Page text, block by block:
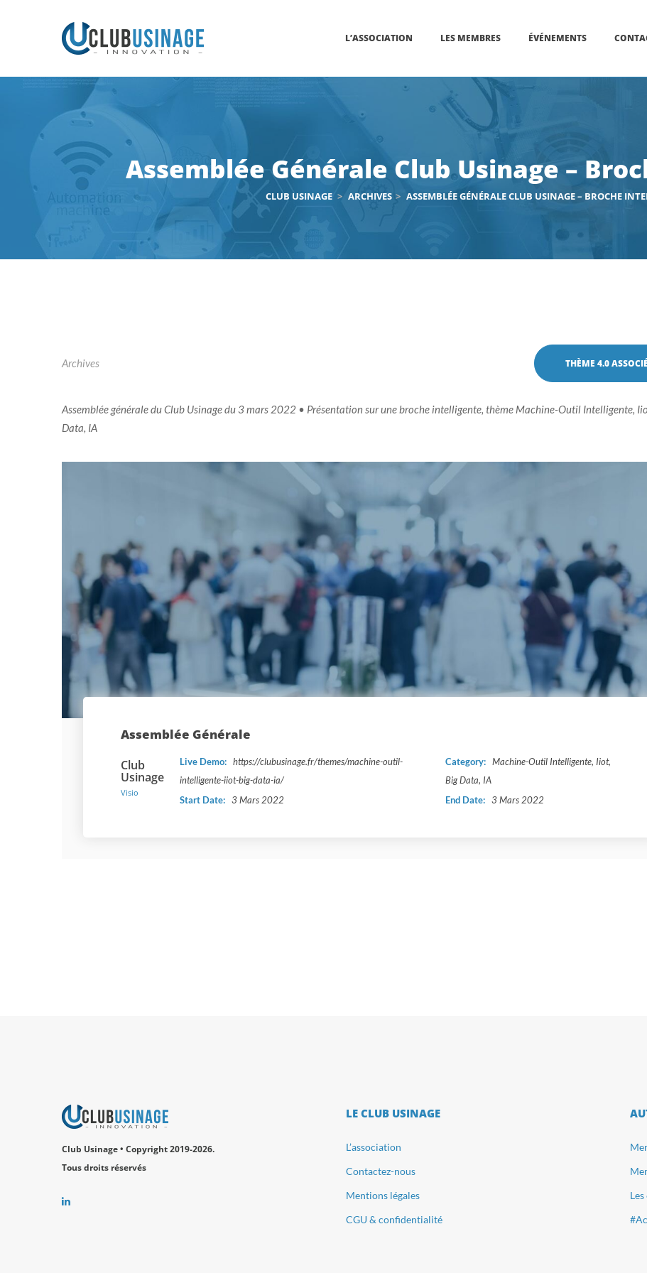
L’ASSOCIATION LES MEMBRES ÉVÉNEMENTS
Assemblée Générale Club Usinage –
CLUB USINAGE > ARCHIVES > ASSEMBLÉE GÉNÉRALE CLUB USINAGE – BROCHE
Archives THÈME 4.0 ASSOCIÉ
Assemblée générale du Club Usinage du 3 mars 2022 • Présentation sur une broche intelligente, thème Machine-Outil Intelligente,
Data, IA
Assemblée Générale
Club
Usinage
Visio
Live Demo: https://clubusinage.fr/themes/machine-outil-
intelligente-iiot-big-data-ia/
Start Date: 3 Mars 2022
Category: Machine-Outil Intelligente, Iiot,
Big Data, IA
End Date: 3 Mars 2022
Club Usinage • Copyright 2019-2026.
Tous droits réservés
LE CLUB USINAGE
L’association
Contactez-nous
Mentions légales
CGU & confidentialité